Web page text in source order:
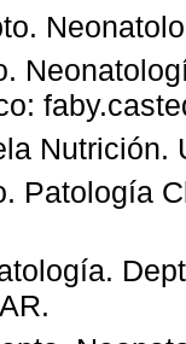
Nutrición.
Patología